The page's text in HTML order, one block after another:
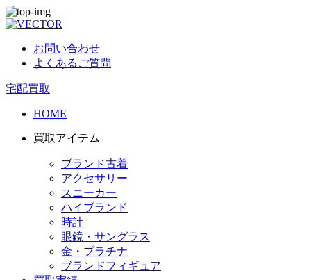
お問い合わせ
よくあるご質問
宅配買取
HOME
買取アイテム
ブランド古着
アクセサリー
スニーカー
ハイブランド
時計
眼鏡・サングラス
金・プラチナ
ブランドフィギュア